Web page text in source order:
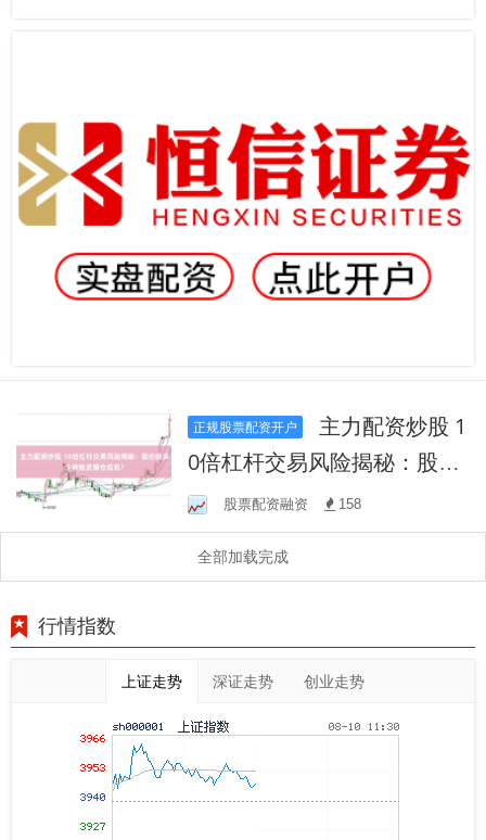
正规股票配资开户
0倍杠杆交易风险揭秘：股价
跌多少将触发爆仓危机？
股票配资融资 158
全部加载完成
行情指数
上证走势 深证走势 创业走势